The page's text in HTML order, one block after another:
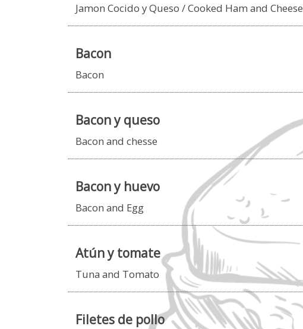
Jamon Cocido y Queso / Cooked Ham and Cheese
Bacon
Bacon
Bacon y queso
Bacon and chesse
Bacon y huevo
Bacon and Egg
Atún y tomate
Tuna and Tomato
Filetes de pollo